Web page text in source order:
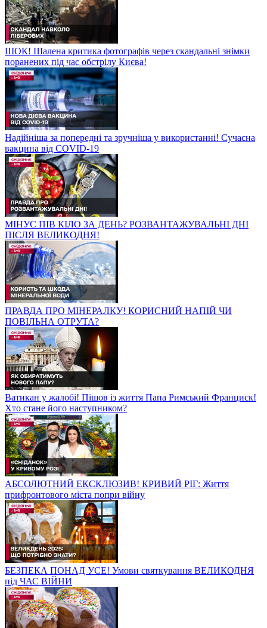
ШОК! Шалена критика фотографів через скандальні знімки
поранених під час обстрілу Києва!
Надійніша за попередні та зручніша у використанні! Сучасна
вакцина від COVID-19
МІНУС ПІВ КІЛО ЗА ДЕНЬ? РОЗВАНТАЖУВАЛЬНІ ДНІ
ПІСЛЯ ВЕЛИКОДНЯ!
ПРАВДА ПРО МІНЕРАЛКУ! КОРИСНИЙ НАПІЙ ЧИ
ПОВІЛЬНА ОТРУТА?
Ватикан у жалобі! Пішов із життя Папа Римський Франциск!
Хто стане його наступником?
АБСОЛЮТНИЙ ЕКСКЛЮЗИВ! КРИВИЙ РІГ: Життя
прифронтового міста попри війну
БЕЗПЕКА ПОНАД УСЕ! Умови святкування ВЕЛИКОДНЯ
під ЧАС ВІЙНИ